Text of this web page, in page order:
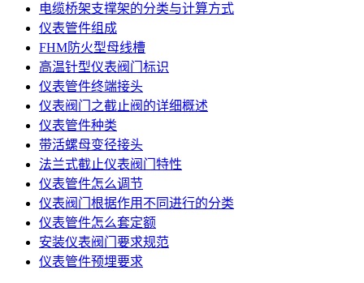
电缆桥架支撑架的分类与计算方式
仪表管件组成
FHM防火型母线槽
高温针型仪表阀门标识
仪表管件终端接头
仪表阀门之截止阀的详细概述
仪表管件种类
带活螺母变径接头
法兰式截止仪表阀门特性
仪表管件怎么调节
仪表阀门根据作用不同进行的分类
仪表管件怎么套定额
安装仪表阀门要求规范
仪表管件预埋要求